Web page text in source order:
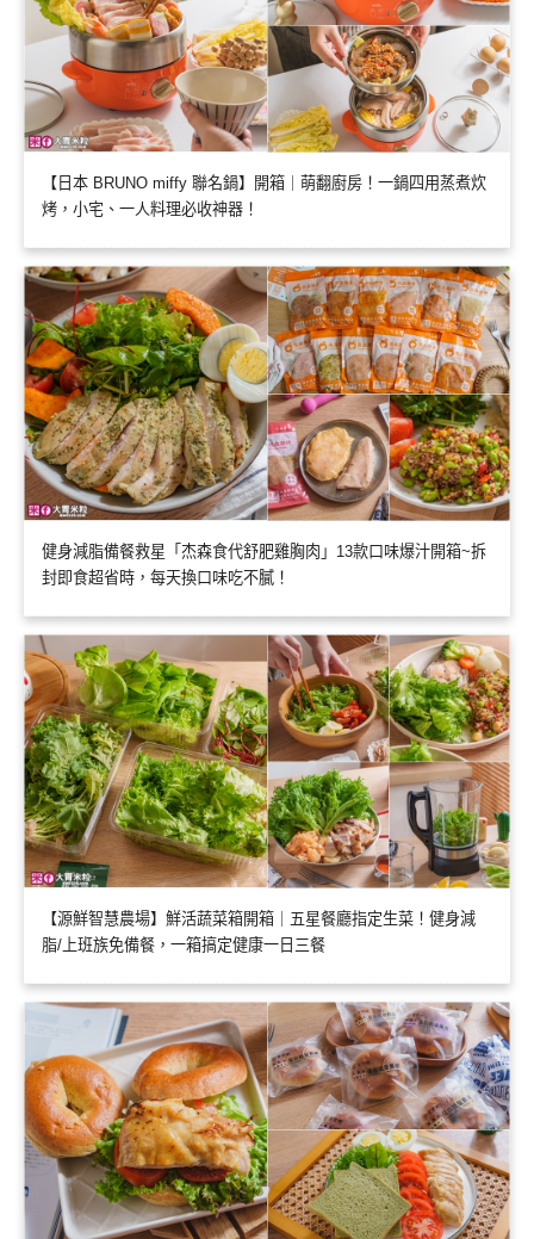
【日本 BRUNO miffy 聯名鍋】開箱｜萌翻廚房！一鍋四用蒸煮炊
烤，小宅、一人料理必收神器！
健身減脂備餐救星「杰森食代舒肥雞胸肉」13款口味爆汁開箱~拆
封即食超省時，每天換口味吃不膩！
【源鮮智慧農場】鮮活蔬菜箱開箱｜五星餐廳指定生菜！健身減
脂/上班族免備餐，一箱搞定健康一日三餐